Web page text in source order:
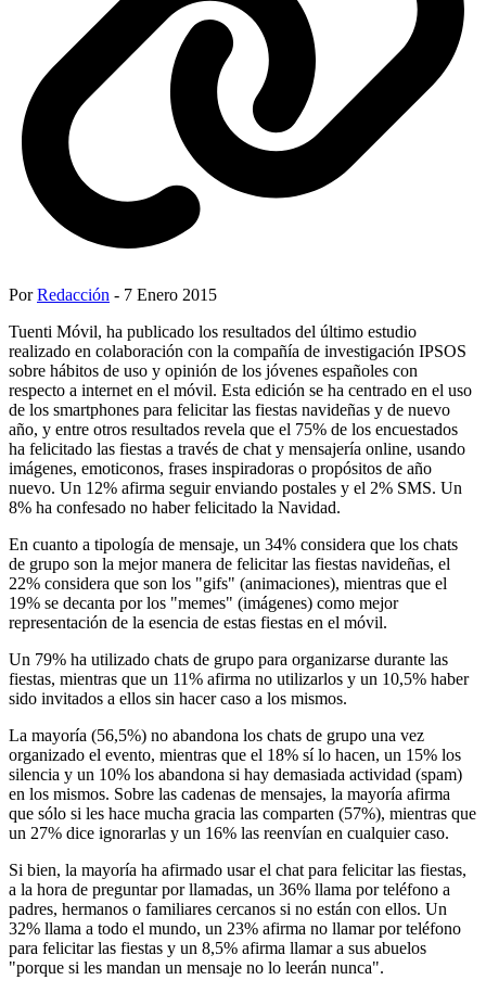
PorRedacción - 7 Enero 2015
Tuenti Móvil, ha publicado los resultados del último estudio
realizado en colaboración con la compañía de investigación IPSOS
sobre hábitos de uso y opinión de los jóvenes españoles con
respecto a internet en el móvil. Esta edición se ha centrado en el uso
de los smartphones para felicitar las fiestas navideñas y de nuevo
año, y entre otros resultados revela que el 75% de los encuestados
ha felicitado las fiestas a través de chat y mensajería online, usando
imágenes, emoticonos, frases inspiradoras o propósitos de año
nuevo. Un 12% afirma seguir enviando postales y el 2% SMS. Un
8% ha confesado no haber felicitado la Navidad.
En cuanto a tipología de mensaje, un 34% considera que los chats
de grupo son la mejor manera de felicitar las fiestas navideñas, el
22% considera que son los "gifs" (animaciones), mientras que el
19% se decanta por los "memes" (imágenes) como mejor
representación de la esencia de estas fiestas en el móvil.
Un 79% ha utilizado chats de grupo para organizarse durante las
fiestas, mientras que un 11% afirma no utilizarlos y un 10,5% haber
sido invitados a ellos sin hacer caso a los mismos.
La mayoría (56,5%) no abandona los chats de grupo una vez
organizado el evento, mientras que el 18% sí lo hacen, un 15% los
silencia y un 10% los abandona si hay demasiada actividad (spam)
en los mismos. Sobre las cadenas de mensajes, la mayoría afirma
que sólo si les hace mucha gracia las comparten (57%), mientras que
un 27% dice ignorarlas y un 16% las reenvían en cualquier caso.
Si bien, la mayoría ha afirmado usar el chat para felicitar las fiestas,
a la hora de preguntar por llamadas, un 36% llama por teléfono a
padres, hermanos o familiares cercanos si no están con ellos. Un
32% llama a todo el mundo, un 23% afirma no llamar por teléfono
para felicitar las fiestas y un 8,5% afirma llamar a sus abuelos
"porque si les mandan un mensaje no lo leerán nunca".